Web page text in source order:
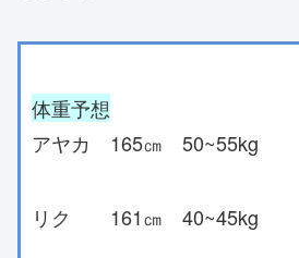
体重予想
アヤカ 165㎝ 50~55kg
リク 161㎝ 40~45kg